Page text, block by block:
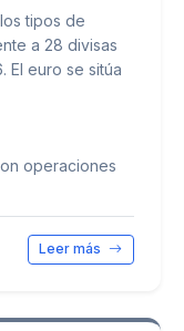
tipos de
a 28 divisas
El euro se sitúa
operaciones
Leer más